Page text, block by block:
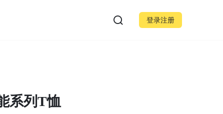
登录注册
系列T恤